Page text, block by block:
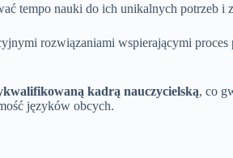
tempo nauki do ich unikalnych potrzeb i
rozwiązaniami wspierającymi
kadrą nauczycielską, co
języków obcych.